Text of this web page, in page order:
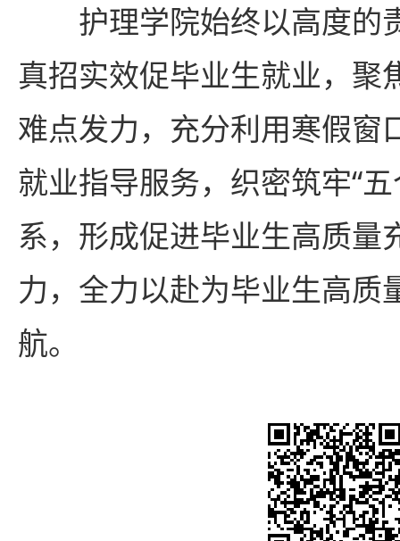
护理学院始终以高度的
真招实效促毕业生就业，聚
难点发力，充分利用寒假窗
就业指导服务，织密筑牢“
系，形成促进毕业生高质量
力，全力以赴为毕业生高质
航。